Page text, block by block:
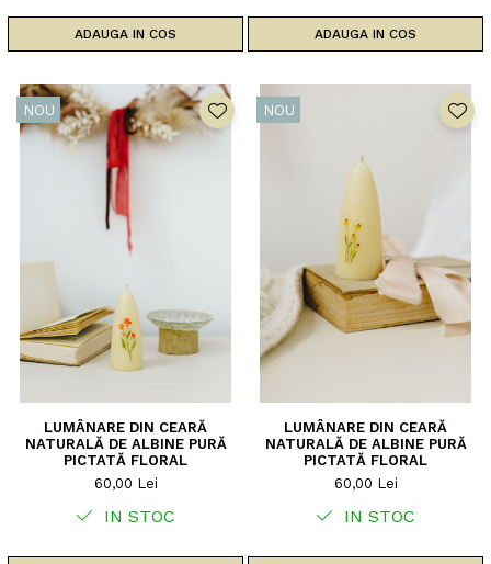
ADAUGA IN COS ADAUGA IN COS
NOU
LUMÂNARE DIN CEARĂ
NATURALĂ DE ALBINE PURĂ
PICTATĂ FLORAL
60,00 Lei
IN STOC
NOU
LUMÂNARE DIN CEARĂ
NATURALĂ DE ALBINE PURĂ
PICTATĂ FLORAL
60,00 Lei
IN STOC